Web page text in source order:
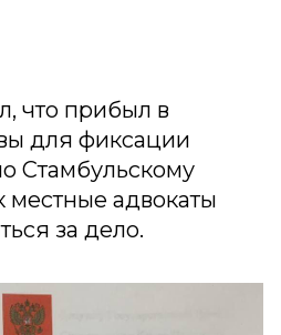
что прибыл в
для фиксации
Стамбульскому
местные адвокаты
за дело.